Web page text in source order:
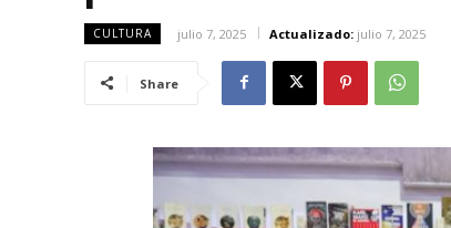
CULTURA julio 7, 2025 Actualizado: julio 7, 2025
Share